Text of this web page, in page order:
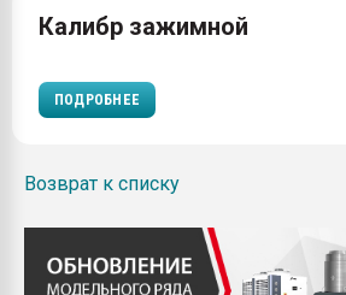
Калибр зажимной
ПОДРОБНЕЕ
Возврат к списку